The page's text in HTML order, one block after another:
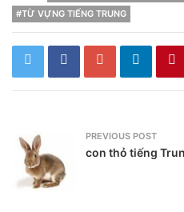
#TỪ VỰNG TIẾNG TRUNG
PREVIOUS POST
con thỏ tiếng